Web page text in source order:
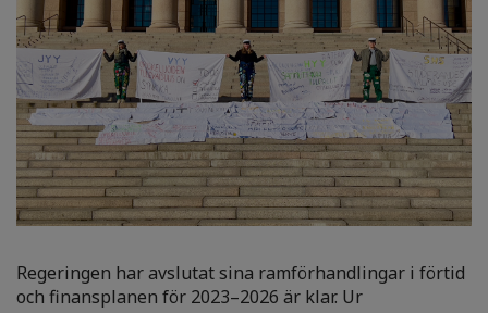
Regeringen har avslutat sina ramförhandlingar i förtid
och finansplanen för 2023–2026 är klar. Ur